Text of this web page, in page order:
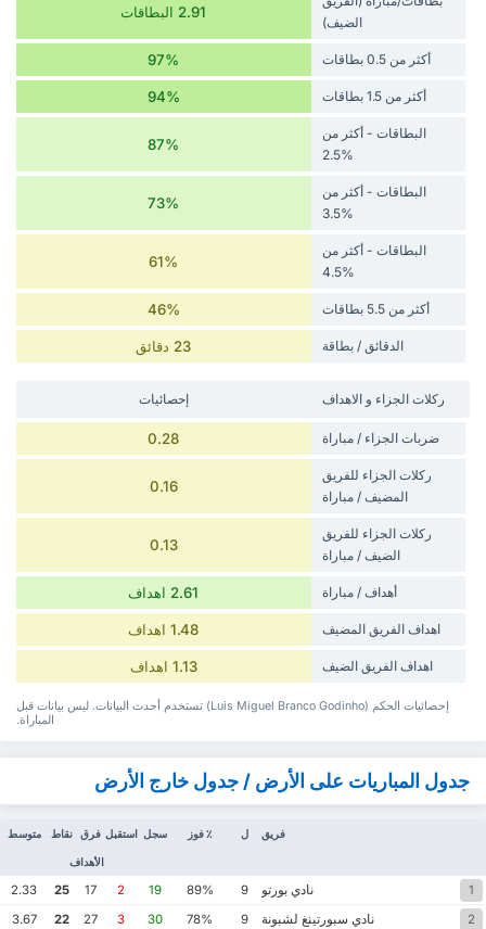
الضيف)
2.91 البطاقات
أكثر من 0.5 بطاقات 97%
أكثر من 1.5 بطاقات 94%
البطاقات - أكثر من
%2.5
87%
البطاقات - أكثر من
%3.5
73%
البطاقات - أكثر من
%4.5
61%
أكثر من 5.5 بطاقات 46%
الدقائق / بطاقة 23 دقائق
‏ركلات الجزاء و الاهداف إحصائيات
ضربات الجزاء / مباراة 0.28
‏ركلات الجزاء للفريق
المضيف / مباراة
0.16
‏ركلات الجزاء للفريق
الضيف / مباراة
0.13
أهداف / مباراة 2.61 اهداف
‏اهداف الفريق المضيف 1.48 اهداف
‏اهداف الفريق الضيف 1.13 اهداف
إحصائيات الحكم (Luis Miguel Branco Godinho) تستخدم أحدث البيانات. ليس بيانات قبل
المباراة.
جدول المباريات على الأرض / جدول خارج الأرض
فريق ل ٪ فوز سجل استقبل فرق
الأهداف
نقاط متوسط
1 نادي بورتو 9
89%
19
2
17
25
2.33
2
نادي سبورتينغ لشبونة 9
78%
30
3
27
22
3.67